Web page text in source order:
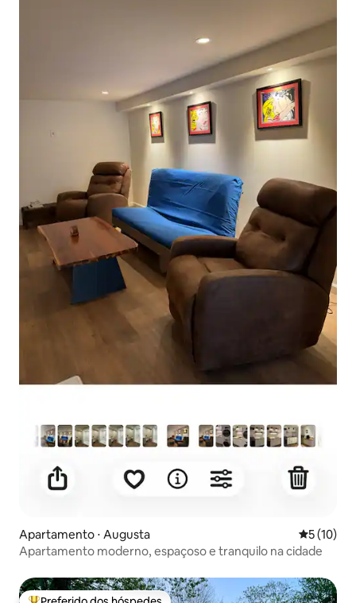
Apartamento ⋅ Augusta 5 de uma
5 (10)
Apartamento moderno, espaçoso e tranquilo na cidade